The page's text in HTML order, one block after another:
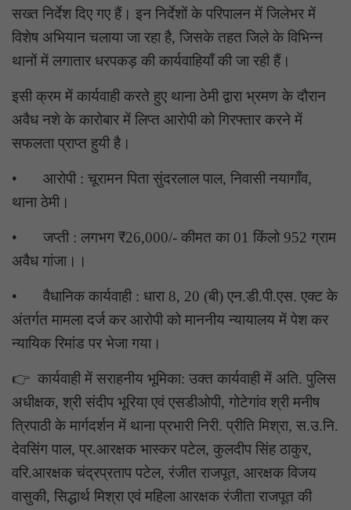
सख्त निर्देश दिए गए हैं। इन निर्देशों के परिपालन में जिलेभर में
विशेष अभियान चलाया जा रहा है, जिसके तहत जिले के विभिन्न
थानों में लगातार धरपकड़ की कार्यवाहियाँ की जा रही हैं।
इसी क्रम में कार्यवाही करते हुए थाना ठेमी द्वारा भ्रमण के दौरान
अवैध नशे के कारोबार में लिप्त आरोपी को गिरफ्तार करने में
सफलता प्राप्त हुयी है।
•
आरोपी : चूरामन पिता सुंदरलाल पाल, निवासी नयागाँव,
थाना ठेमी।
•
जप्ती : लगभग ₹26,000/- कीमत का 01 किंलो 952 ग्राम
अवैध गांजा।।
•
वैधानिक कार्यवाही : धारा 8, 20 (बी) एन.डी.पी.एस. एक्ट के
अंतर्गत मामला दर्ज कर आरोपी को माननीय न्यायालय में पेश कर
न्यायिक रिमांड पर भेजा गया।
👉 कार्यवाही में सराहनीय भूमिका: उक्त कार्यवाही में अति. पुलिस
अधीक्षक, श्री संदीप भूरिया एवं एसडीओपी, गोटेगांव श्री मनीष
त्रिपाठी के मार्गदर्शन में थाना प्रभारी निरी. प्रीति मिश्रा, स.उ.नि.
देवसिंग पाल, प्र.आरक्षक भास्कर पटेल, कुलदीप सिंह ठाकुर,
वरि.आरक्षक चंद्रप्रताप पटेल, रंजीत राजपूत, आरक्षक विजय
वासुकी, सिद्धार्थ मिश्रा एवं महिला आरक्षक रंजीता राजपूत की